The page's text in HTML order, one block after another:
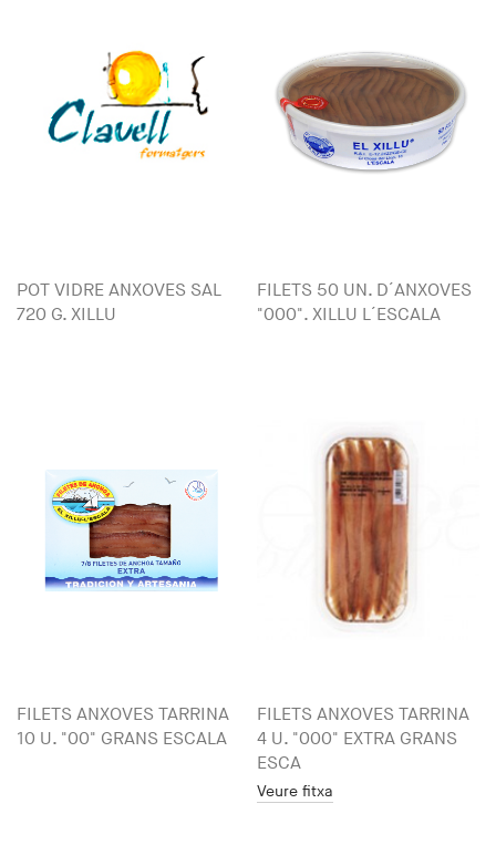
POT VIDRE ANXOVES SAL
720 G. XILLU
FILETS 50 UN. D´ANXOVES
"000". XILLU L´ESCALA
FILETS ANXOVES TARRINA
10 U. "00" GRANS ESCALA
FILETS ANXOVES TARRINA
4 U. "000" EXTRA GRANS
ESCA
Veure fitxa